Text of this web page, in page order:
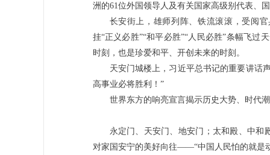
洲的61位外国领导人及有关国家高级别代表、
长安街上，雄师列阵、铁流滚滚，受阅
挂“正义必胜”“和平必胜”“人民必胜”条幅飞
时刻，也是珍爱和平、开创未来的时刻。
天安门城楼上，习近平总书记的重要讲话
高事业必将胜利！”
世界东方的响亮宣言揭示历史大势、时代
永定门、天安门、地安门；太和殿、中
对家国安宁的美好向往——“中国人民怕的就是